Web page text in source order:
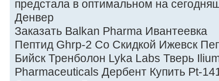
предстала в оптимальном на
Денвер
Заказать Balkan Pharma Ивантеевка
Пептид Ghrp-2 Со Скидкой Ижевск
Бийск Тренболон Lyka Labs Тверь
Pharmaceuticals Дербент Купить Pt-